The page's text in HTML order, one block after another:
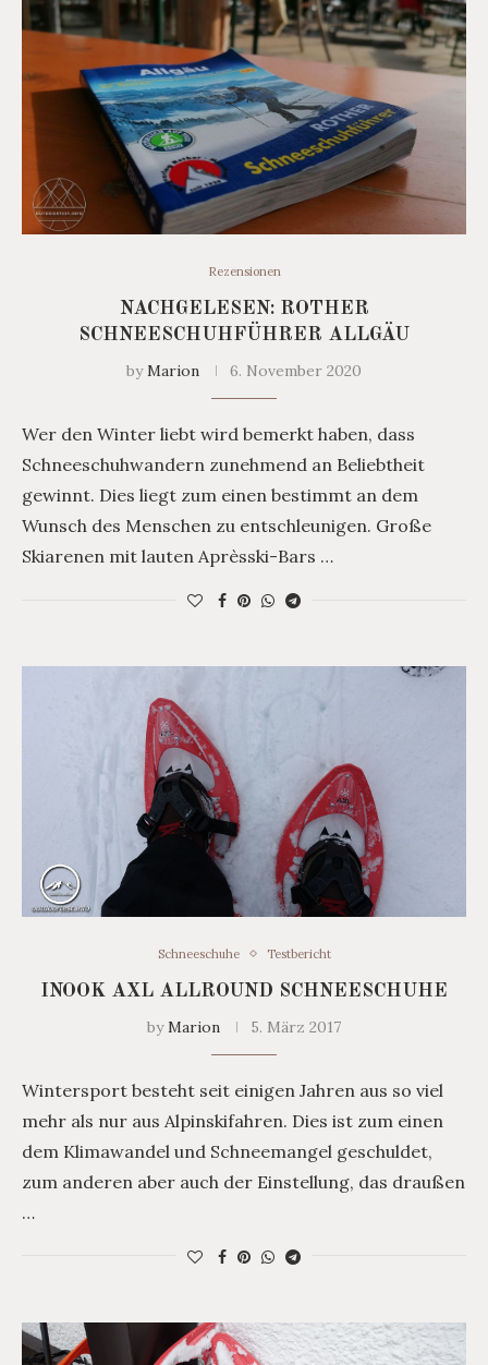
Rezensionen
NACHGELESEN: ROTHER
SCHNEESCHUHFÜHRER ALLGÄU
byMarion 6. November 2020
Wer den Winter liebt wird bemerkt haben, dass
Schneeschuhwandern zunehmend an Beliebtheit
gewinnt. Dies liegt zum einen bestimmt an dem
Wunsch des Menschen zu entschleunigen. Große
Skiarenen mit lauten Aprèsski-Bars …
Schneeschuhe Testbericht
INOOK AXL ALLROUND SCHNEESCHUHE
by Marion 5. März 2017
Wintersport besteht seit einigen Jahren aus so viel
mehr als nur aus Alpinskifahren. Dies ist zum einen
dem Klimawandel und Schneemangel geschuldet,
zum anderen aber auch der Einstellung, das draußen
…